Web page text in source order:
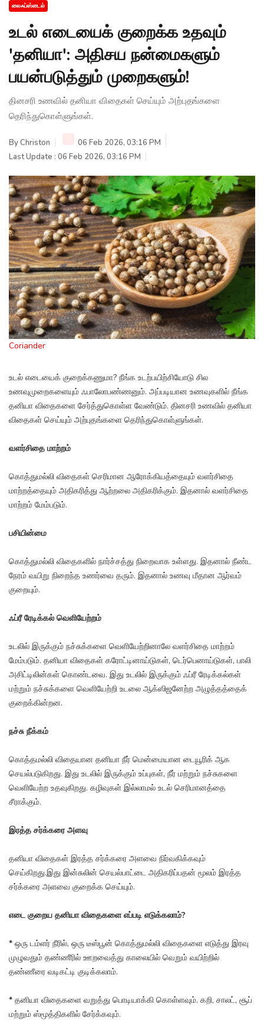
லைஃப்ஸ்டைல்
உடல் எடையைக் குறைக்க உதவும்
'தனியா': அதிசய நன்மைகளும்
பயன்படுத்தும் முறைகளும்!
தினசரி உணவில் தனியா விதைகள் செய்யும் அற்புதங்களை
தெரிந்துகொள்ளுங்கள்.
ByChriston
06 Feb 2026, 03:16 PM
Last Update : 06 Feb 2026, 03:16 PM
Coriander
உடல் எடையைக் குறைக்கணுமா? நீங்க உடற்பயிற்சியோடு சில
உணவுமுறைகளையும் ஃபாலோபண்ணனும். அப்படியான உணவுகளில் நீங்க
தனியா விதைகளை சேர்த்துகொள்ள வேண்டும். தினசரி உணவில் தனியா
விதைகள் செய்யும் அற்புதங்களை தெரிந்துகொள்ளுங்கள்.
வளர்சிதை மாற்றம்
கொத்துமல்லி விதைகள் செரிமான ஆரோக்கியத்தையும் வளர்சிதை
மாற்றத்தையும் அதிகரித்து ஆற்றலை அதிகரிக்கும். இதனால் வளர்சிதை
மாற்றம் மேம்படும்.
பசியின்மை
கொத்துமல்லி விதைகளில் நார்ச்சத்து நிறைவாக உள்ளது. இதனால் நீண்ட
நேரம் வயிறு நிறைந்த உணர்வை தரும். இதனால் உணவு மீதான ஆர்வம்
குறையும்.
ஃப்ரீ ரேடிக்கல் வெளியேற்றம்
உடலில் இருக்கும் நச்சுக்களை வெளியேற்றினாலே வளர்சிதை மாற்றம்
மேம்படும். தனியா விதைகள் கரோட்டினாய்டுகள், டெர்பெனாய்டுகள், பாலி
அசிட்டிலின்கள் கொண்டவை. இது உடலில் இருக்கும் ஃப்ரீ ரேடிக்கல்கள்
மற்றும் நச்சுக்களை வெளியேற்றி உடலை ஆக்ஸிஜனேற்ற அழுத்தத்தைக்
குறைக்கின்றன.
நச்சு நீக்கம்
கொத்தமல்லி விதையான தனியா நீர் மென்மையான டையூரிக் ஆக
செயல்படுகிறது. இது உடலில் இருக்கும் உப்புகள், நீர் மற்றும் நச்சுகளை
வெளியேற்ற உதவுகிறது. கழிவுகள் இல்லாமல் உடல் செரிமானத்தை
சீராக்கும்.
இரத்த சர்க்கரை அளவு
தனியா விதைகள் இரத்த சர்க்கரை அளவை நிர்வகிக்கவும்
செய்கிறது.இது இன்சுலின் செயல்பாட்டை அதிகரிப்பதன் மூலம் இரத்த
சர்க்கரை அளவை குறைக்க செய்யும்.
எடை குறைய தனியா விதைகளை எப்படி எடுக்கலாம்?
* ஒரு டம்ளர் நீரில், ஒரு டீஸ்பூன் கொத்துமல்லி விதைகளை எடுத்து இரவு
முழுவதும் தண்ணீரில் ஊறவைத்து காலையில் வெறும் வயிற்றில்
தண்ணீரை வடிகட்டி குடிக்கலாம்.
* தனியா விதைகளை வறுத்து பொடியாக்கி கொள்ளவும். கறி, சாலட், சூப்
மற்றும் ஸ்மூத்திகளில் சேர்க்கவும்.